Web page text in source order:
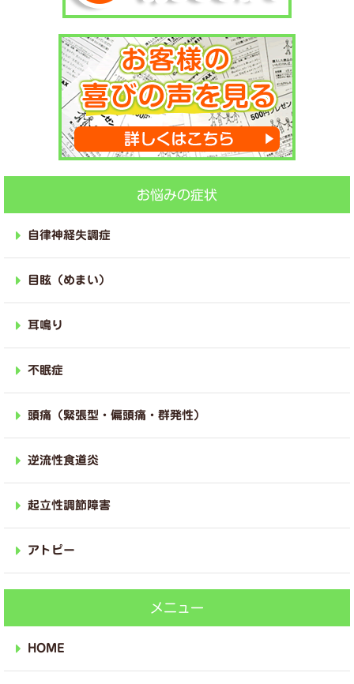
お悩みの症状
自律神経失調症
目眩（めまい）
耳鳴り
不眠症
頭痛（緊張型・偏頭痛・群発性）
逆流性食道炎
起立性調節障害
アトピー
メニュー
HOME